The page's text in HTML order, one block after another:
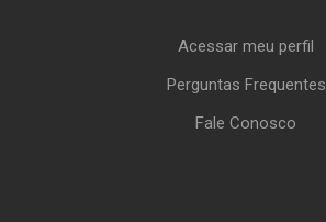
Acessar meu perfil
Perguntas Frequentes
Fale Conosco